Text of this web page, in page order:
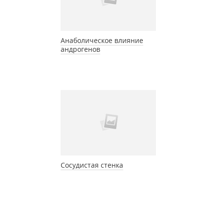
Анаболическое влияние
андрогенов
Сосудистая стенка